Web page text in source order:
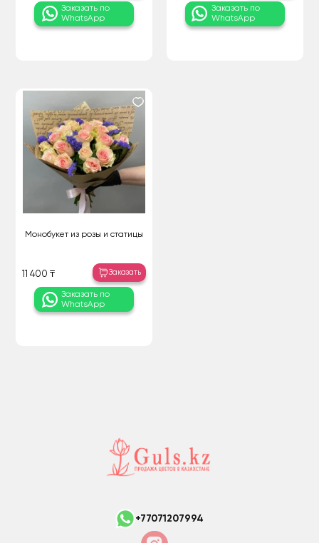
Заказать по
WhatsApp
Заказать по
WhatsApp
Монобукет из розы и статицы
11 400 ₸ Заказать
Заказать по
WhatsApp
+77071207994